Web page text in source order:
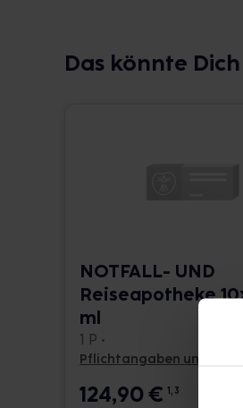
Das könnte
NOTFALL- UND
Reiseapotheke
ml
1 P •
Pflichtangaben und
124,90€ 1, 3